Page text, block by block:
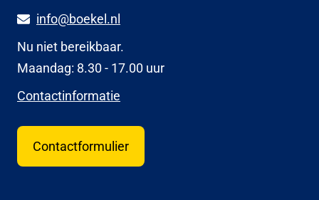
info@boekel.nl
Nu niet bereikbaar.
Maandag: 8.30 - 17.00 uur
Contactinformatie
Contactformulier